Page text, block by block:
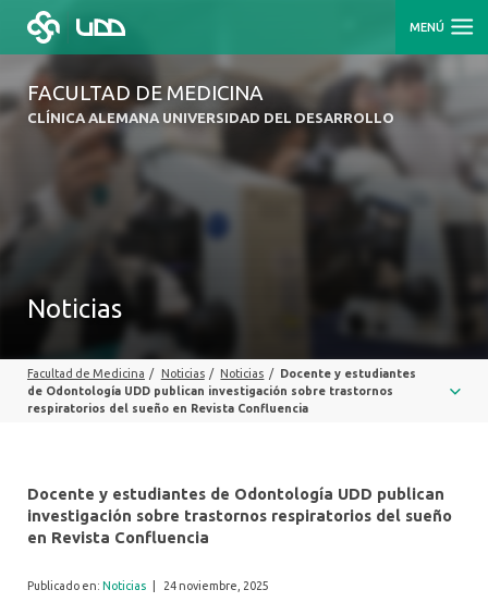
MENÚ
FACULTAD DE MEDICINA
CLÍNICA ALEMANA UNIVERSIDAD DEL DESARROLLO
Noticias
Facultad de Medicina / Noticias / Noticias /
Docente y estudiantes
de Odontología UDD publican investigación sobre trastornos
respiratorios del sueño en Revista Confluencia
Docente y estudiantes de Odontología UDD publican
investigación sobre trastornos respiratorios del sueño
en Revista Confluencia
Publicado en: Noticias 24 noviembre, 2025